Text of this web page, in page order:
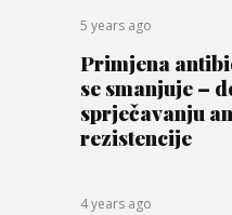
5 years ago
Primjena
se smanjuje –
sprječavanju
rezistencije
4 years ago